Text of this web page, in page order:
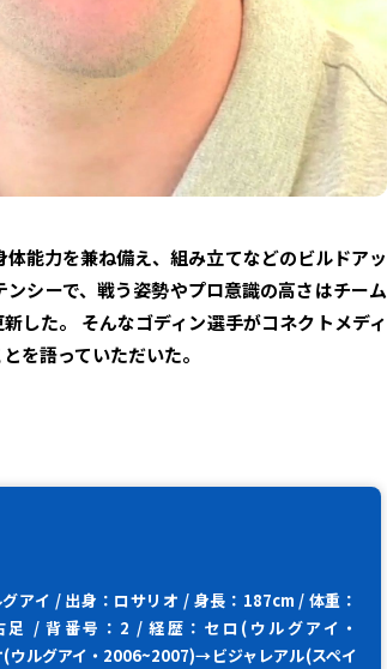
能力を兼ね備え、組み立てなどのビルドアッ
シーで、戦う姿勢やプロ意識の高さはチーム
した。 そんなゴディン選手がコネクトメディ
を語っていただいた。
アイ / 出身：ロサリオ / 身長：187cm / 体重：
/ 背番号：2 / 経歴：セロ(ウルグアイ・
ルグアイ・2006~2007)→ビジャレアル(スペイ